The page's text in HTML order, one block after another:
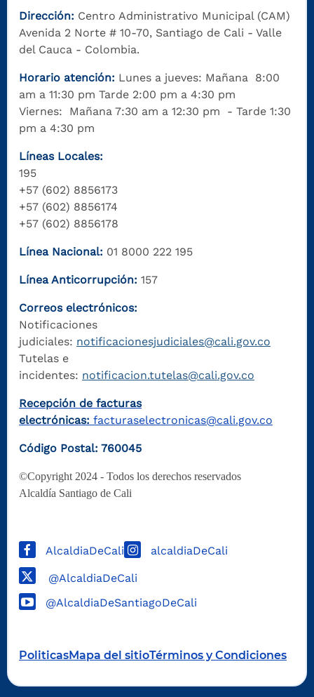
Dirección: Centro Administrativo Municipal (CAM)
Avenida 2 Norte # 10-70, Santiago de Cali - Valle
del Cauca - Colombia.
Horario atención: Lunes a jueves: Mañana 8:00
am a 11:30 pm Tarde 2:00 pm a 4:30 pm
Viernes: Mañana 7:30 am a 12:30 pm - Tarde 1:30
pm a 4:30 pm
Líneas Locales:
195
+57 (602) 8856173
+57 (602) 8856174
+57 (602) 8856178
Línea Nacional: 01 8000 222 195
Línea Anticorrupción: 157
Correos electrónicos:
Notificaciones
judiciales: notificacionesjudiciales@cali.gov.co
Tutelas e
incidentes: notificacion.tutelas@cali.gov.co
Recepción de facturas
electrónicas: facturaselectronicas@cali.gov.co
Código Postal: 760045
©Copyright 2024 - Todos los derechos reservados
Alcaldía Santiago de Cali
AlcaldiaDeCali alcaldiaDeCali
@AlcaldiaDeCali
@AlcaldiaDeSantiagoDeCali
PoliticasMapa del sitioTérminos y Condiciones